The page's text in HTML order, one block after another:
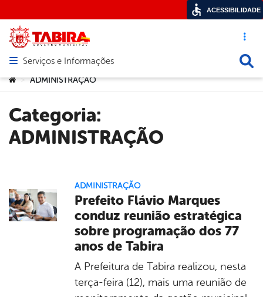
Acesso
Abrir menu principal de navegação
Serviços e Informações
Você está aqui:
> ADMINISTRAÇÃO
Categoria:
ADMINISTRAÇÃO
ADMINISTRAÇÃO
Prefeito Flávio Marques
conduz reunião estratégica
sobre programação dos 77
anos de Tabira
A Prefeitura de Tabira realizou, nesta
terça-feira (12), mais uma reunião de
ACESSIBILIDADE